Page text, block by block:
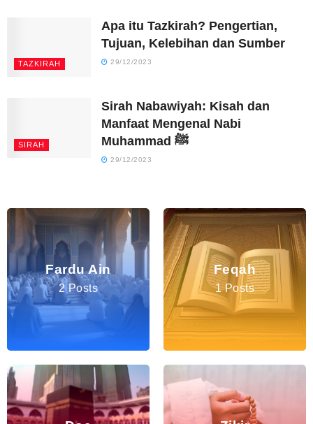
TAZKIRAH
Apa itu Tazkirah? Pengertian,
Tujuan, Kelebihan dan Sumber
29/12/2023
SIRAH
Sirah Nabawiyah: Kisah dan
Manfaat Mengenal Nabi
Muhammad ﷺ
29/12/2023
Fardu Ain
2 Posts
Feqah
1 Posts